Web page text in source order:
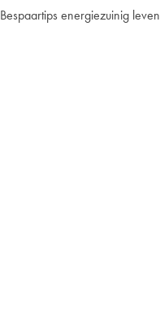
Bespaartips energiezuinig leven